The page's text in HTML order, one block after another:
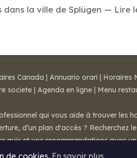
la ville de Splügen —
de cookies. En savoir plus
Canada | Annuario orari | Horaires
societe | Agenda en ligne | Menu
qui vous aide à trouver les
d’un plan d'accès ?
avis et vos recommandations avec